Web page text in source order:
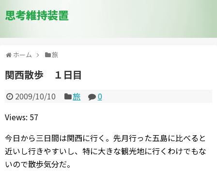
思考維持装置
ホーム 旅
関西散歩 １日目
2009/10/10 旅
0
Views: 57
今日から三日間は関西に行く。先月行った五島に比べると
近いし行きやすいし、特に大きな観光地に行くわけでもな
いので散歩気分だ。